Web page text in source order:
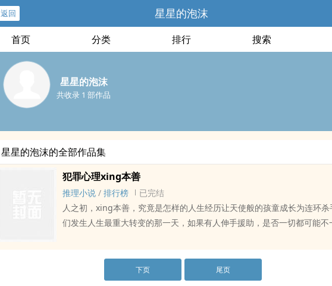
返回 星星的泡沫
首页 分类 排行 搜索
星星的泡沫
共收录 1 部作品
星星的泡沫的全部作品集
犯罪心理xing本善
推理小说 / 排行榜
已完结
人之初，xing本善，究竟是怎样的人生经历让天使般的孩童成长为连环
们发生人生最重大转变的那一天，如果有人伸手援助，是否一切都可能不
下页 尾页